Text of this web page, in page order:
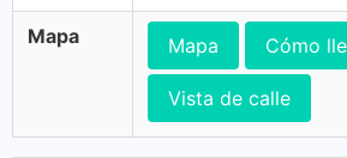
Mapa Mapa Cómo
Vista de calle